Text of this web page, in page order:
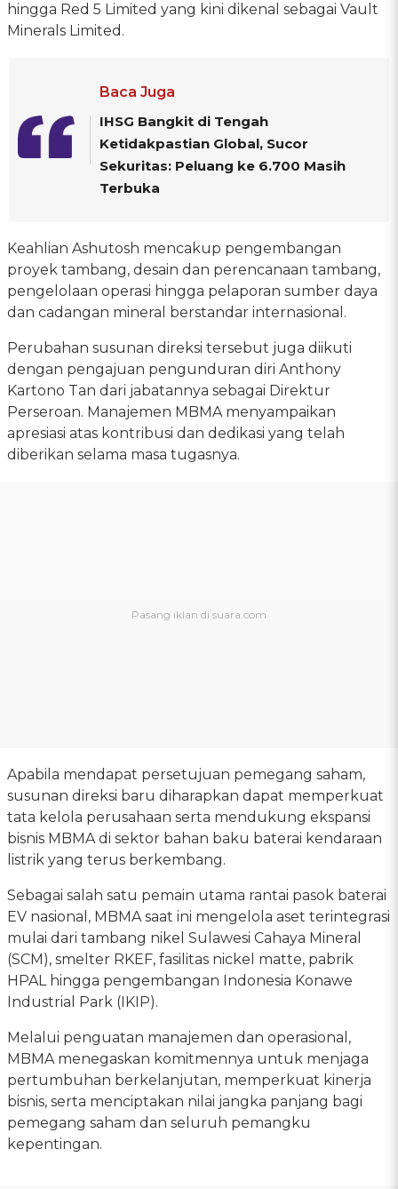
hingga Red 5 Limited yang kini dikenal sebagai Vault
Minerals Limited.
Baca Juga
IHSG Bangkit di Tengah
Ketidakpastian Global, Sucor
Sekuritas: Peluang ke 6.700 Masih
Terbuka
Keahlian Ashutosh mencakup pengembangan
proyek tambang, desain dan perencanaan tambang,
pengelolaan operasi hingga pelaporan sumber daya
dan cadangan mineral berstandar internasional.
Perubahan susunan direksi tersebut juga diikuti
dengan pengajuan pengunduran diri Anthony
Kartono Tan dari jabatannya sebagai Direktur
Perseroan. Manajemen MBMA menyampaikan
apresiasi atas kontribusi dan dedikasi yang telah
diberikan selama masa tugasnya.
Apabila mendapat persetujuan pemegang saham,
susunan direksi baru diharapkan dapat memperkuat
tata kelola perusahaan serta mendukung ekspansi
bisnis MBMA di sektor bahan baku baterai kendaraan
listrik yang terus berkembang.
Sebagai salah satu pemain utama rantai pasok baterai
EV nasional, MBMA saat ini mengelola aset terintegrasi
mulai dari tambang nikel Sulawesi Cahaya Mineral
(SCM), smelter RKEF, fasilitas nickel matte, pabrik
HPAL hingga pengembangan Indonesia Konawe
Industrial Park (IKIP).
Melalui penguatan manajemen dan operasional,
MBMA menegaskan komitmennya untuk menjaga
pertumbuhan berkelanjutan, memperkuat kinerja
bisnis, serta menciptakan nilai jangka panjang bagi
pemegang saham dan seluruh pemangku
kepentingan.